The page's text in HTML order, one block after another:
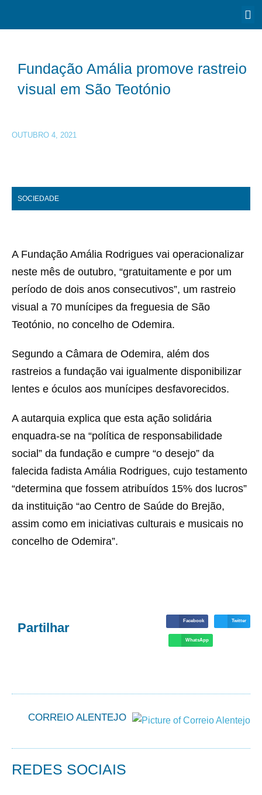
Fundação Amália promove rastreio
visual em São Teotónio
OUTUBRO 4, 2021
SOCIEDADE
A Fundação Amália Rodrigues vai operacionalizar
neste mês de outubro, “gratuitamente e por um
período de dois anos consecutivos”, um rastreio
visual a 70 munícipes da freguesia de São
Teotónio, no concelho de Odemira.
Segundo a Câmara de Odemira, além dos
rastreios a fundação vai igualmente disponibilizar
lentes e óculos aos munícipes desfavorecidos.
A autarquia explica que esta ação solidária
enquadra-se na “política de responsabilidade
social” da fundação e cumpre “o desejo” da
falecida fadista Amália Rodrigues, cujo testamento
“determina que fossem atribuídos 15% dos lucros”
da instituição “ao Centro de Saúde do Brejão,
assim como em iniciativas culturais e musicais no
concelho de Odemira”.
Partilhar Facebook Twitter
WhatsApp
CORREIO ALENTEJO
REDES SOCIAIS